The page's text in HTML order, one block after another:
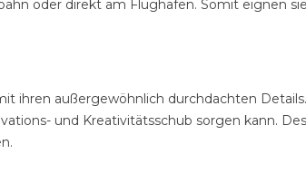
oder direkt am Flughafen. Somit eignen
ihren außergewöhnlich durchdachten
und Kreativitätsschub sorgen kann.